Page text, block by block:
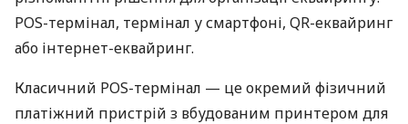
POS-термінал, термінал у смартфоні, QR-еквайринг
або інтернет-еквайринг.
Класичний POS-термінал — це окремий фізичний
платіжний пристрій з вбудованим принтером для